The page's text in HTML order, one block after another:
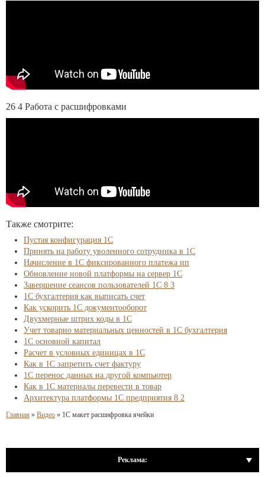
26 4 Работа с расшифровками
Также смотрите:
Пустая конфигурация 1С
Принять на работу уволенного сотрудника в 1С
Начисление в 1С фиксированного платежа ип
Обновление новой платформы на сервер 1С
Завершение сеансов пользователей 1С 8 3
1С бухгалтерия как выписать счет
Как ускорить 1С документооборот
Двухмерные штрих коды в 1С
Учет товарно материальных ценностей в 1С бухгалтерия
1С основной капитал
Расчет в условных единицах в 1С
Как в 1С запретить счет фактуру
1С перенос данных на другой компьютер
Как в 1С материалы перевести в товар
Архитектура платформы 1С предприятия 8 2
Главная » Видео » 1С макет расшифровка ячейки
Реклама: